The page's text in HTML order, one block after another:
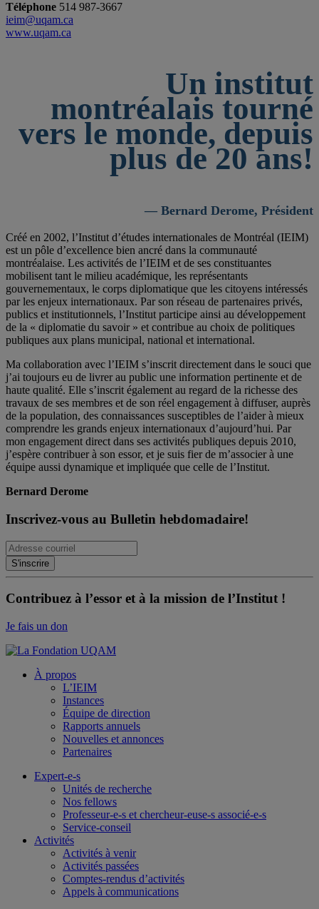
Téléphone 514 987-3667
ieim@uqam.ca
www.uqam.ca
Un institut
montréalais tourné
vers le monde, depuis
plus de 20 ans!
— Bernard Derome, Président
Créé en 2002, l’Institut d’études internationales de Montréal (IEIM)
est un pôle d’excellence bien ancré dans la communauté
montréalaise. Les activités de l’IEIM et de ses constituantes
mobilisent tant le milieu académique, les représentants
gouvernementaux, le corps diplomatique que les citoyens intéressés
par les enjeux internationaux. Par son réseau de partenaires privés,
publics et institutionnels, l’Institut participe ainsi au développement
de la « diplomatie du savoir » et contribue au choix de politiques
publiques aux plans municipal, national et international.
Ma collaboration avec l’IEIM s’inscrit directement dans le souci que
j’ai toujours eu de livrer au public une information pertinente et de
haute qualité. Elle s’inscrit également au regard de la richesse des
travaux de ses membres et de son réel engagement à diffuser, auprès
de la population, des connaissances susceptibles de l’aider à mieux
comprendre les grands enjeux internationaux d’aujourd’hui. Par
mon engagement direct dans ses activités publiques depuis 2010,
j’espère contribuer à son essor, et je suis fier de m’associer à une
équipe aussi dynamique et impliquée que celle de l’Institut.
Bernard Derome
Inscrivez-vous au Bulletin hebdomadaire!
Contribuez à l’essor et à la mission de l’Institut !
Je fais un don
À propos
L’IEIM
Instances
Équipe de direction
Rapports annuels
Nouvelles et annonces
Partenaires
Expert-e-s
Unités de recherche
Nos fellows
Professeur-e-s et chercheur-euse-s associé-e-s
Service-conseil
Activités
Activités à venir
Activités passées
Comptes-rendus d’activités
Appels à communications